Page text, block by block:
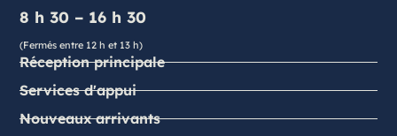
8 h 30 – 16 h 30
(Fermés entre 12 h et 13 h)
Réception principale
Services d'appui
Nouveaux arrivants